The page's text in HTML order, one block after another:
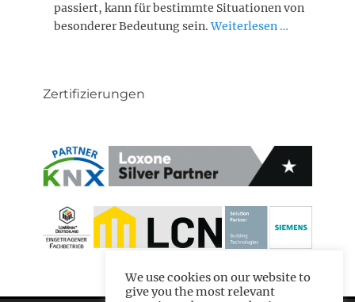
passiert, kann für bestimmte Situationen von
besonderer Bedeutung sein.Weiterlesen …
Zertifizierungen
We use cookies on our website to
give you the most relevant